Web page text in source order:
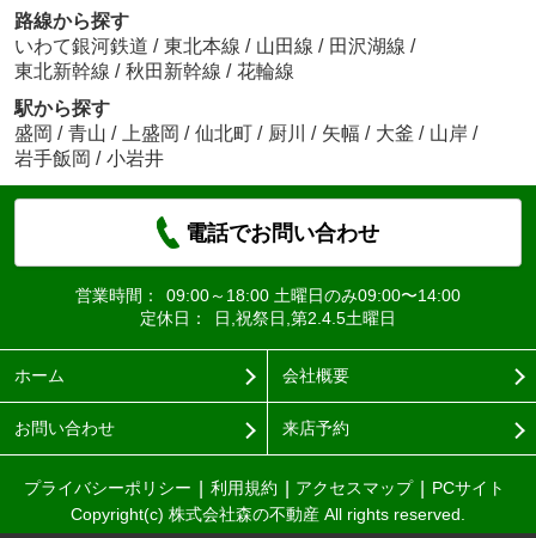
路線から探す
いわて銀河鉄道 / 東北本線 / 山田線 / 田沢湖線 /
東北新幹線 / 秋田新幹線 / 花輪線
駅から探す
盛岡 / 青山 / 上盛岡 / 仙北町 / 厨川 / 矢幅 / 大釜 / 山岸 /
岩手飯岡 / 小岩井
電話でお問い合わせ
営業時間：
09:00～18:00 土曜日のみ09:00〜14:00
定休日：
日,祝祭日,第2.4.5土曜日
ホーム 会社概要
お問い合わせ 来店予約
プライバシーポリシー 利用規約 アクセスマップ
PCサイト
Copyright(c) 株式会社森の不動産 All rights reserved.